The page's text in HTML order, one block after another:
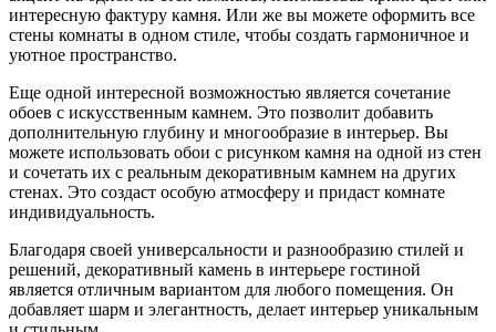
интересную фактуру камня. Или же вы можете оформить все
стены комнаты в одном стиле, чтобы создать гармоничное и
уютное пространство.
Еще одной интересной возможностью является сочетание
обоев с искусственным камнем. Это позволит добавить
дополнительную глубину и многообразие в интерьер. Вы
можете использовать обои с рисунком камня на одной из стен
и сочетать их с реальным декоративным камнем на других
стенах. Это создаст особую атмосферу и придаст комнате
индивидуальность.
Благодаря своей универсальности и разнообразию стилей и
решений, декоративный камень в интерьере гостиной
является отличным вариантом для любого помещения. Он
добавляет шарм и элегантность, делает интерьер уникальным